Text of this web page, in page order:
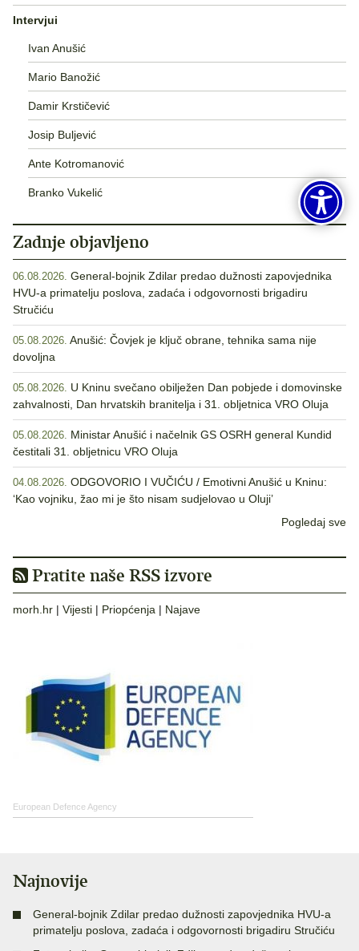
Intervjui
Ivan Anušić
Mario Banožić
Damir Krstičević
Josip Buljević
Ante Kotromanović
Branko Vukelić
Zadnje objavljeno
06.08.2026. General-bojnik Zdilar predao dužnosti zapovjednika
HVU-a primatelju poslova, zadaća i odgovornosti brigadiru
Stručiću
05.08.2026. Anušić: Čovjek je ključ obrane, tehnika sama nije
dovoljna
05.08.2026. U Kninu svečano obilježen Dan pobjede i domovinske
zahvalnosti, Dan hrvatskih branitelja i 31. obljetnica VRO Oluja
05.08.2026. Ministar Anušić i načelnik GS OSRH general Kundid
čestitali 31. obljetnicu VRO Oluja
04.08.2026. ODGOVORIO I VUČIĆU / Emotivni Anušić u Kninu:
‘Kao vojniku, žao mi je što nisam sudjelovao u Oluji’
Pogledaj sve
Pratite naše RSS izvore
morh.hr | Vijesti | Priopćenja | Najave
European Defence Agency
Najnovije
General-bojnik Zdilar predao dužnosti zapovjednika HVU-a
primatelju poslova, zadaća i odgovornosti brigadiru Stručiću